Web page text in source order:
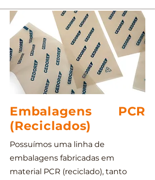
Embalagens PCR
(Reciclados)
Possuímos uma linha de
embalagens fabricadas em
material PCR (reciclado), tanto